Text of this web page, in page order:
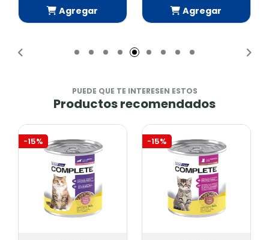
Agregar
Agregar
PUEDE QUE TE INTERESEN ESTOS
Productos recomendados
-15% -15%